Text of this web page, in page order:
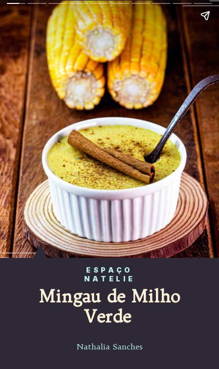
ESPAÇO
NATELIE
Mingau de Milho
Verde
Nathalia Sanches